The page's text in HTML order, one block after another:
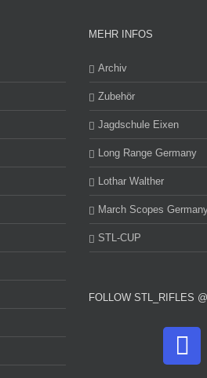
MEHR INFOS
Archiv
Zubehör
Jagdschule Eixen
Long Range Germany
Lothar Walther
March Scopes
STL-CUP
FOLLOW STL_RIFLES